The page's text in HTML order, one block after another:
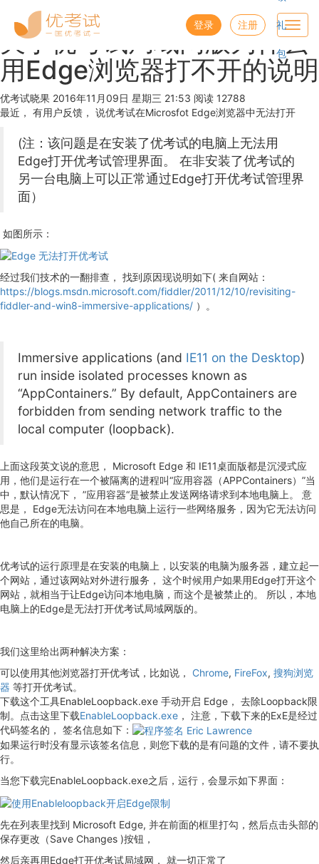
登录 注册 礼
包
关于优考试局域网版为什么
用Edge浏览器打不开的说明
优考试晓果 2016年11月09日 星期三 21:53 阅读 12788
最近， 有用户反馈， 说优考试在Microsfot Edge浏览器中无法打开
(注：该问题是在安装了优考试的电脑上无法用
Edge打开优考试管理界面。 在非安装了优考试的
另一台电脑上可以正常通过Edge打开优考试管理界
面）
如图所示：
经过我们技术的一翻排查， 找到原因现说明如下( 来自网站：
https://blogs.msdn.microsoft.com/fiddler/2011/12/10/revisiting-
fiddler-and-win8-immersive-applications/ ）。
Immersive applications (and IE11 on the Desktop)
run inside isolated processes known as
“AppContainers.” By default, AppContainers are
forbidden from sending network traffic to the
local computer (loopback).
上面这段英文说的意思， Microsoft Edge 和 IE11桌面版都是沉浸式应
用，他们是运行在一个被隔离的进程叫“应用容器（APPContainers）”当
中，默认情况下， ”应用容器“是被禁止发送网络请求到本地电脑上。 意
思是， Edge无法访问在本地电脑上运行一些网络服务，因为它无法访问
他自己所在的电脑。
优考试的运行原理是在安装的电脑上，以安装的电脑为服务器，建立起一
个网站，通过该网站对外进行服务， 这个时候用户如果用Edge打开这个
网站，就相当于让Edge访问本地电脑，而这个是被禁止的。 所以，本地
电脑上的Edge是无法打开优考试局域网版的。
我们这里给出两种解决方案：
可以使用其他浏览器打开优考试，比如说， Chrome, FireFox, 搜狗浏览
器 等打开优考试。
下载这个工具EnableLoopback.exe 手动开启 Edge， 去除Loopback限
制。点击这里下载EnableLoopback.exe ， 注意，下载下来的ExE是经过
代码签名的， 签名信息如下：
如果运行时没有显示该签名信息，则您下载的是有问题的文件，请不要执
行。
当您下载完EnableLoopback.exe之后，运行，会显示如下界面：
先在列表里找到 Microsoft Edge, 并在前面的框里打勾，然后点击头部的
保存更改（Save Changes )按钮，
然后亲再用Edge打开优考试局域网， 就一切正常了